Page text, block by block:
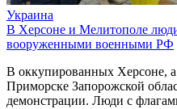
Украина
В Херсоне и Мелитополе
вооруженными военными РФ
В оккупированных Херсоне,
Приморске Запорожской
демонстрации. Люди с